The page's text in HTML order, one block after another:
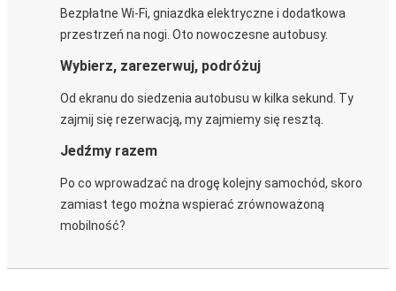
Bezpłatne Wi-Fi, gniazdka elektryczne i dodatkowa
przestrzeń na nogi. Oto nowoczesne autobusy.
Wybierz, zarezerwuj, podróżuj
Od ekranu do siedzenia autobusu w kilka sekund. Ty
zajmij się rezerwacją, my zajmiemy się resztą.
Jedźmy razem
Po co wprowadzać na drogę kolejny samochód, skoro
zamiast tego można wspierać zrównoważoną
mobilność?